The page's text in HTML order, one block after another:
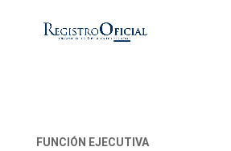
FUNCIÓN EJECUTIVA